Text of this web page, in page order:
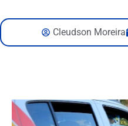
Cleudson Moreira